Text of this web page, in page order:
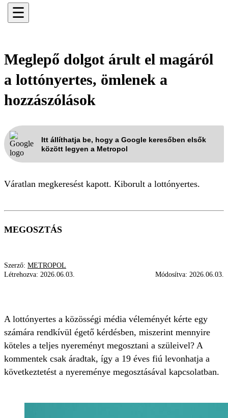
☰
Meglepő dolgot árult el magáról
a lottónyertes, ömlenek a
hozzászólások
Itt állíthatja be, hogy a Google keresőben elsők
között legyen a Metropol
Váratlan megkeresést kapott. Kiborult a lottónyertes.
MEGOSZTÁS
Szerző: METROPOL
Létrehozva: 2026.06.03. Módosítva: 2026.06.03.
A lottónyertes a közösségi média véleményét kérte egy
számára rendkívül égető kérdésben, miszerint mennyire
köteles a teljes nyereményt megosztani a szüleivel? A
kommentek csak áradtak, így a 19 éves fiú levonhatja a
következtetést a nyereménye megosztásával kapcsolatban.